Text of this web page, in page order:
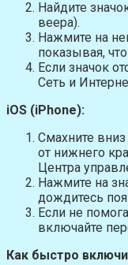
Найдите
веера).
Нажмите на
показывая,
Если значок
Сеть и
iOS (iPhone):
Смахните
от нижнего
Центра
Нажмите на
дождитесь
Если не
включайте
Как быстро